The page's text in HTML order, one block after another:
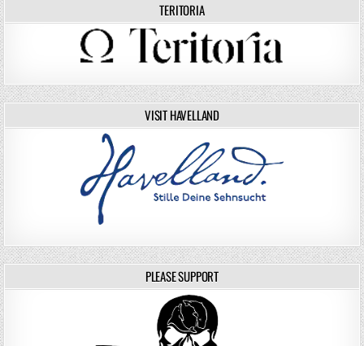
TERITORIA
VISIT HAVELLAND
PLEASE SUPPORT